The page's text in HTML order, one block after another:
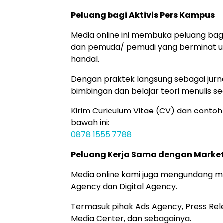
Peluang bagi Aktivis Pers Kampus
Media online ini membuka peluang
dan pemuda/ pemudi yang berminat
handal.
Dengan praktek langsung sebagai
bimbingan dan belajar teori menulis
Kirim Curiculum Vitae (CV) dan
bawah ini:
0878 1555 7788
Peluang Kerja Sama dengan
Media online kami juga mengundang
Agency dan Digital Agency.
Termasuk pihak Ads Agency, Press
Media Center, dan sebagainya.